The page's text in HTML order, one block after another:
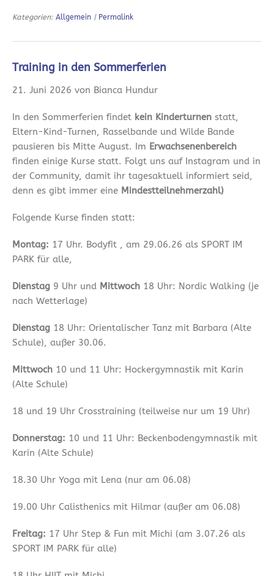
Kategorien: Allgemein | Permalink
Training in den Sommerferien
21. Juni 2026 von Bianca Hundur
In den Sommerferien findet kein Kinderturnen statt,
Eltern-Kind-Turnen, Rasselbande und Wilde Bande
pausieren bis Mitte August. Im Erwachsenenbereich
finden einige Kurse statt. Folgt uns auf Instagram und in
der Community, damit ihr tagesaktuell informiert seid,
denn es gibt immer eine Mindestteilnehmerzahl)
Folgende Kurse finden statt:
Montag: 17 Uhr. Bodyfit , am 29.06.26 als SPORT IM
PARK für alle,
Dienstag 9 Uhr und Mittwoch 18 Uhr: Nordic Walking (je
nach Wetterlage)
Dienstag 18 Uhr: Orientalischer Tanz mit Barbara (Alte
Schule), außer 30.06.
Mittwoch 10 und 11 Uhr: Hockergymnastik mit Karin
(Alte Schule)
18 und 19 Uhr Crosstraining (teilweise nur um 19 Uhr)
Donnerstag: 10 und 11 Uhr: Beckenbodengymnastik mit
Karin (Alte Schule)
18.30 Uhr Yoga mit Lena (nur am 06.08)
19.00 Uhr Calisthenics mit Hilmar (außer am 06.08)
Freitag: 17 Uhr Step & Fun mit Michi (am 3.07.26 als
SPORT IM PARK für alle)